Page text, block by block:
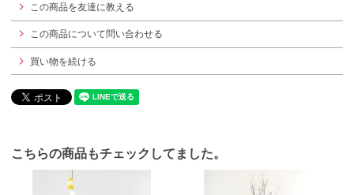
この商品を友達に教える
この商品について問い合わせる
買い物を続ける
こちらの商品もチェックしてました。